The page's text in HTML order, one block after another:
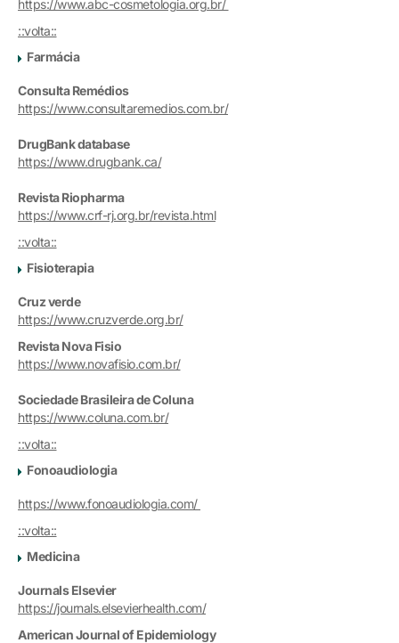
https://www.abc-cosmetologia.org.br/
::volta::
Farmácia
Consulta Remédios
https://www.consultaremedios.com.br/
DrugBank database
https://www.drugbank.ca/
Revista Riopharma
https://www.crf-rj.org.br/revista.html
::volta::
Fisioterapia
Cruz verde
https://www.cruzverde.org.br/
Revista Nova Fisio
https://www.novafisio.com.br/
Sociedade Brasileira de Coluna
https://www.coluna.com.br/
::volta::
Fonoaudiologia
https://www.fonoaudiologia.com/
::volta::
Medicina
Journals Elsevier
https://journals.elsevierhealth.com/
American Journal of Epidemiology